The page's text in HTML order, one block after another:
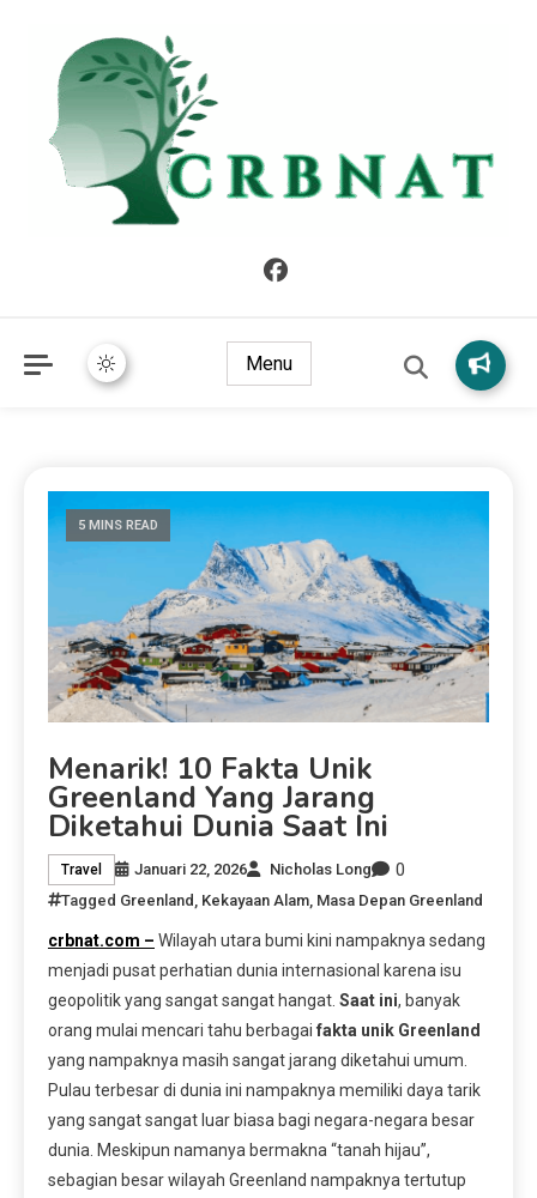
Menu
5 MINS READ
Menarik! 10 Fakta Unik
Greenland Yang Jarang
Diketahui Dunia Saat Ini
Travel Januari 22, 2026 Nicholas Long 0
Tagged Greenland Kekayaan Alam Masa Depan Greenland
crbnat.com – Wilayah utara bumi kini nampaknya sedang
menjadi pusat perhatian dunia internasional karena isu
geopolitik yang sangat sangat hangat. Saat ini, banyak
orang mulai mencari tahu berbagai fakta unik Greenland
yang nampaknya masih sangat jarang diketahui umum.
Pulau terbesar di dunia ini nampaknya memiliki daya tarik
yang sangat sangat luar biasa bagi negara-negara besar
dunia. Meskipun namanya bermakna “tanah hijau”,
sebagian besar wilayah Greenland nampaknya tertutup